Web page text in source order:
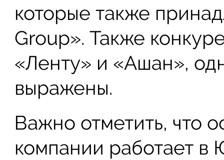
которые также
Group». Также
«Ленту» и «Ашан»,
выражены.
Важно отметить, что
компании работает